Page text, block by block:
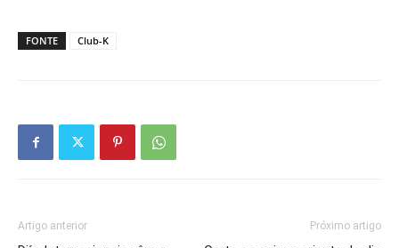
FONTE Club-K
Artigo anterior Próximo artigo